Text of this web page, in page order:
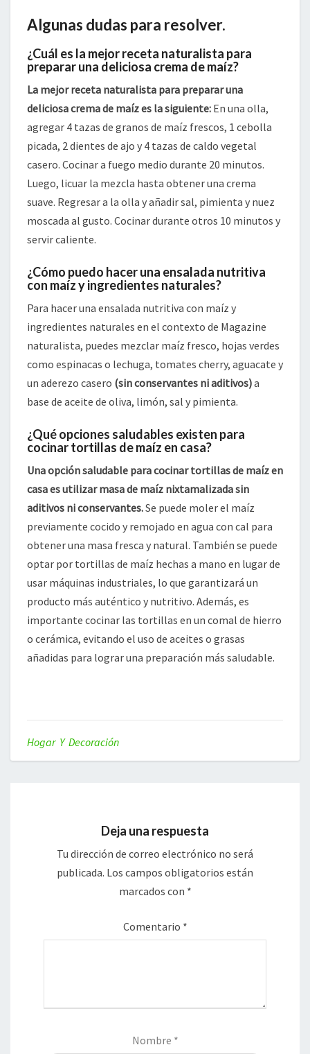
Algunas dudas para resolver.
¿Cuál es la mejor receta naturalista para
preparar una deliciosa crema de maíz?
La mejor receta naturalista para preparar una
deliciosa crema de maíz es la siguiente: En una olla,
agregar 4 tazas de granos de maíz frescos, 1 cebolla
picada, 2 dientes de ajo y 4 tazas de caldo vegetal
casero. Cocinar a fuego medio durante 20 minutos.
Luego, licuar la mezcla hasta obtener una crema
suave. Regresar a la olla y añadir sal, pimienta y nuez
moscada al gusto. Cocinar durante otros 10 minutos y
servir caliente.
¿Cómo puedo hacer una ensalada nutritiva
con maíz y ingredientes naturales?
Para hacer una ensalada nutritiva con maíz y
ingredientes naturales en el contexto de Magazine
naturalista, puedes mezclar maíz fresco, hojas verdes
como espinacas o lechuga, tomates cherry, aguacate y
un aderezo casero (sin conservantes ni aditivos)a
base de aceite de oliva, limón, sal y pimienta.
¿Qué opciones saludables existen para
cocinar tortillas de maíz en casa?
Una opción saludable para cocinar tortillas de maíz en
casa es utilizar masa de maíz nixtamalizada sin
aditivos ni conservantes.Se puede moler el maíz
previamente cocido y remojado en agua con cal para
obtener una masa fresca y natural. También se puede
optar por tortillas de maíz hechas a mano en lugar de
usar máquinas industriales, lo que garantizará un
producto más auténtico y nutritivo. Además, es
importante cocinar las tortillas en un comal de hierro
o cerámica, evitando el uso de aceites o grasas
añadidas para lograr una preparación más saludable.
Hogar Y Decoración
Deja una respuesta
Tu dirección de correo electrónico no será
publicada. Los campos obligatorios están
marcados con *
Comentario *
Nombre *